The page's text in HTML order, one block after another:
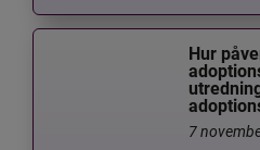
Hur
7